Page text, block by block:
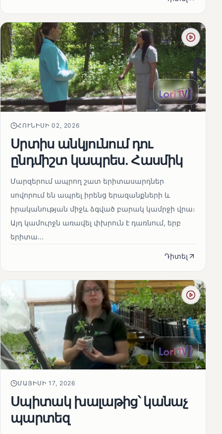
ՀՈՒՆԻՍԻ 02, 2026
Սրտիս անկյունում դու
ընդմիշտ կապրես. Հասմիկ
Մարզերում ապրող շատ երիտասարդներ
սովորում են ապրել իրենց երազանքների և
իրականության միջև ձգված բարակ կամրջի վրա։
Այդ կամուրջն առավել փխրուն է դառնում, երբ
երիտա...
Դիտել
ՄԱՅԻՍԻ 17, 2026
Սպիտակ խալաթից՝ կանաչ
պարտեզ